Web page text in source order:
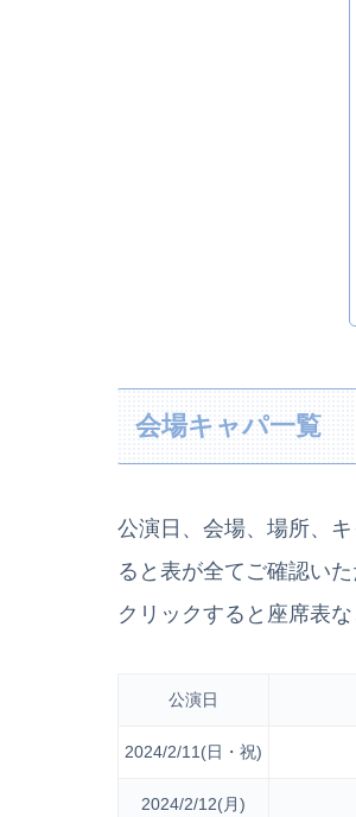
会場キャパ一覧
公演日、会場、場所、
ると表が全てご確認い
クリックすると座席表
公演日
2024/2/11(日・祝)
2024/2/12(月)